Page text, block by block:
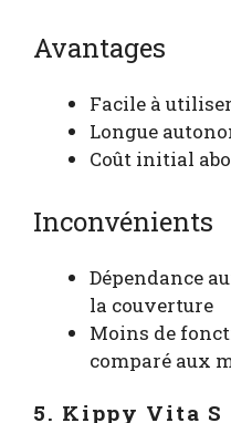
Avantages
Facile à utiliser
Longue
Coût initial
Inconvénients
Dépendance
la couverture
Moins de
comparé aux
5. Kippy Vita S